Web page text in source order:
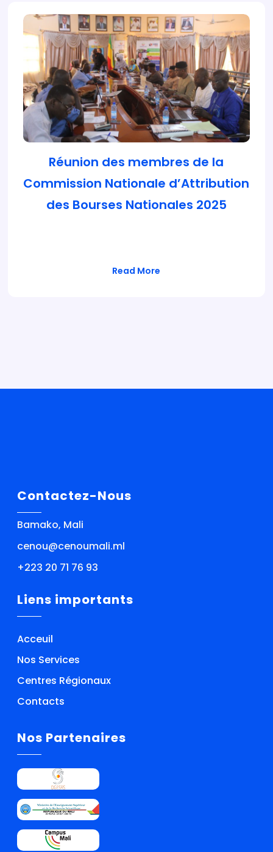
Réunion des membres de la
Commission Nationale d’Attribution
des Bourses Nationales 2025
Read More
Contactez-Nous
Bamako, Mali
cenou@cenoumali.ml
+223 20 71 76 93
Liens importants
Acceuil
Nos Services
Centres Régionaux
Contacts
Nos Partenaires